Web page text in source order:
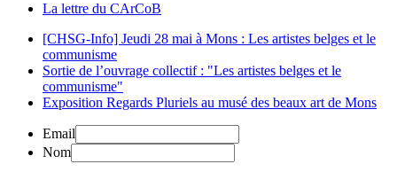
La lettre du CArCoB
[CHSG-Info] Jeudi 28 mai à Mons : Les artistes belges et le
communisme
Sortie de l’ouvrage collectif : "Les artistes belges et le
communisme"
Exposition Regards Pluriels au musé des beaux art de Mons
Email
Nom